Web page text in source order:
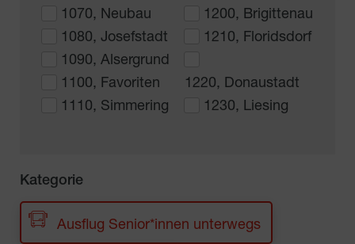
1070, Neubau
1080, Josefstadt
1090, Alsergrund
1100, Favoriten
1110, Simmering
1200, Brigittenau
1210, Floridsdorf
1220, Donaustadt
1230, Liesing
Kategorie
Ausflug Senior*innen unterwegs